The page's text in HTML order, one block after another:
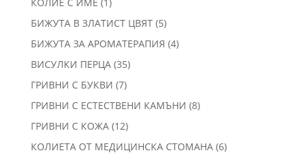
продукт
БИЖУТА В ЗЛАТИСТ ЦВЯТ 55
продукта
БИЖУТА ЗА АРОМАТЕРАПИЯ 44
ВИСУЛКИ ПЕРЦА 3535
ГРИВНИ С БУКВИ 77
продукта
ГРИВНИ С ЕСТЕСТВЕНИ КАМЪНИ 88
ГРИВНИ С КОЖА 1212
продукта
КОЛИЕТА ОТ МЕДИЦИНСКА СТОМАНА 66